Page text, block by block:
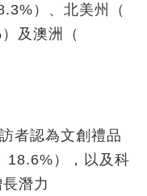
）、北美州（
及澳洲（
者認為文創禮品
18.6%），以及科
潛力